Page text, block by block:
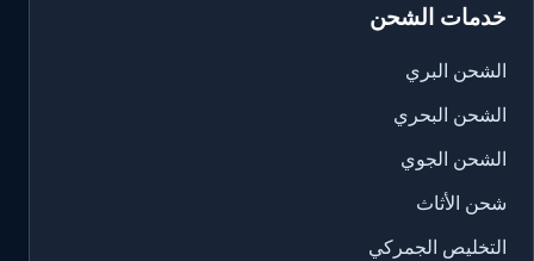
خدمات الشحن
الشحن البري
الشحن البحري
الشحن الجوي
شحن الأثاث
التخليص الجمركي